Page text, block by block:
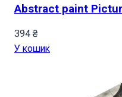
Abstract paint
394 ₴
У кошик